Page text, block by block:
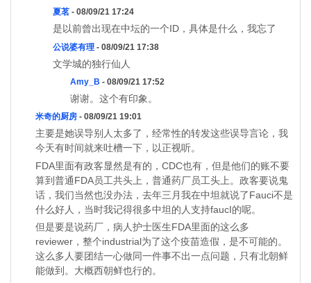
夏茗 - 08/09/21 17:24
是以前曾出现在中坛的一个ID，具体是什么，我忘了
公说婆有理 - 08/09/21 17:38
文学城的独行仙人
Amy_B - 08/09/21 17:52
谢谢。这个有印象。
米奇的厨房 - 08/09/21 19:01
主要是她误导别人太多了，经常性的转发这些误导言论，我
今天有时间就来吐槽一下，以正视听。
FDA里面有政客显然是有的，CDC也有，但是他们的账不要
算到普通FDA员工共头上，普通药厂员工头上。政客要说鬼
话，我们当然也没办法，去年三月我在中坦就说了Fauci不是
什么好人，当时我记得很多中坦的人支持faucI的呢。
但是要是说药厂，病人护士医生FDA里面的这么多
reviewer，整个industrial为了这个疫苗造假，是不可能的。
这么多人要团结一心做同一件事不出一点问题，只有北朝鲜
能做到。大概西朝鲜也行的。